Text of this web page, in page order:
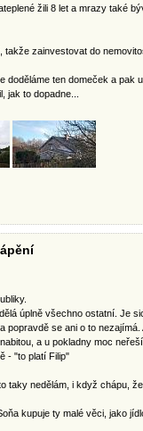
žili 8 let a mrazy také
zainvestovat do
doděláme ten domeček a pak
jak to dopadne...
úplně všechno ostatní. Je
popravdě se ani o to
a u pokladny moc
- "to platí Filip"
taky nedělám, i když chápu,
kupuje ty malé věci, jako